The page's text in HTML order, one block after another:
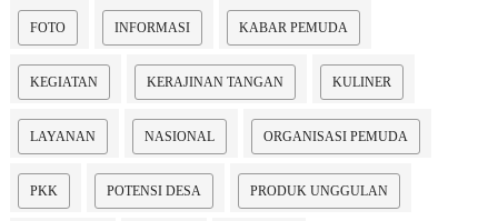
FOTO INFORMASI KABAR PEMUDA
KEGIATAN KERAJINAN TANGAN KULINER
LAYANAN NASIONAL ORGANISASI PEMUDA
PKK POTENSI DESA PRODUK UNGGULAN